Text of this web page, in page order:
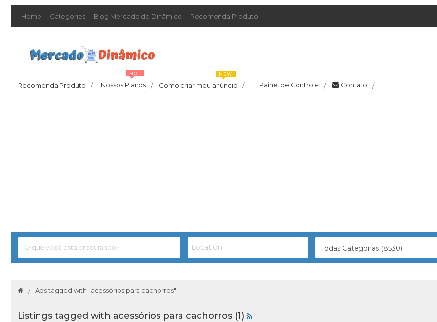
Home Categories Blog Mercado do Dinâmico Recomenda Produto
Recomenda Produto / Nossos Planos /
HOT
Como criar meu anúncio /
NEW
Painel de Controle / Contato /
Todas Categorias (8530)
Ads tagged with "acessórios para cachorros"
Listings tagged with acessórios para cachorros (1)